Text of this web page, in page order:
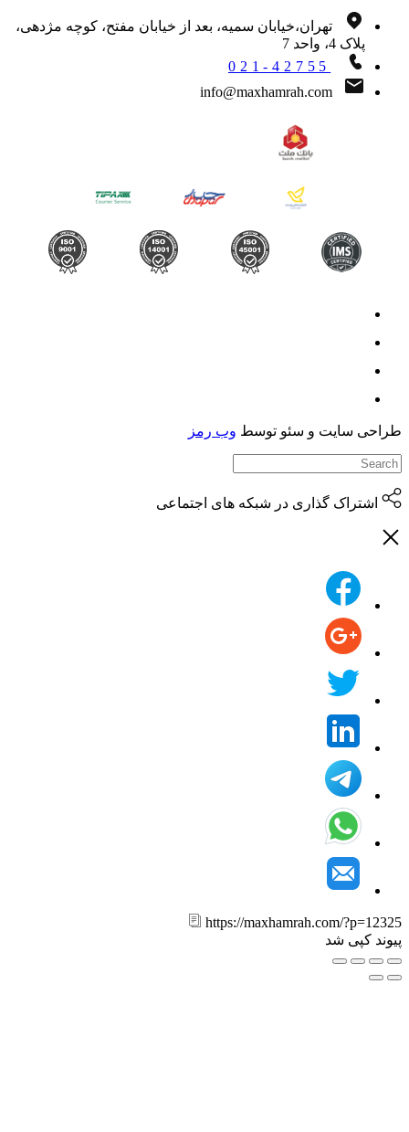
تهران،خیابان سمیه، بعد از خیابان مفتح، کوچه مژدهی،
پلاک 4، واحد 7
021-42755
info@maxhamrah.com
سایت و سئو توسطوب رمز
اشتراک گذاری در شبکه های اجتماعی
https://maxhamrah.com/
کپی شد